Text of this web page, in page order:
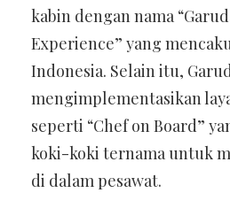
kabin dengan nama
Experience” yang
Indonesia. Selain itu,
mengimplementasikan
seperti “Chef on Board”
koki-koki ternama untuk
di dalam pesawat.